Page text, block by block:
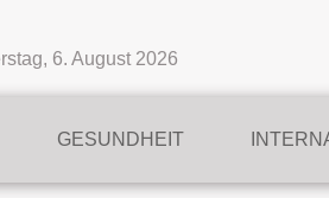
6. August 2026
GESUNDHEIT